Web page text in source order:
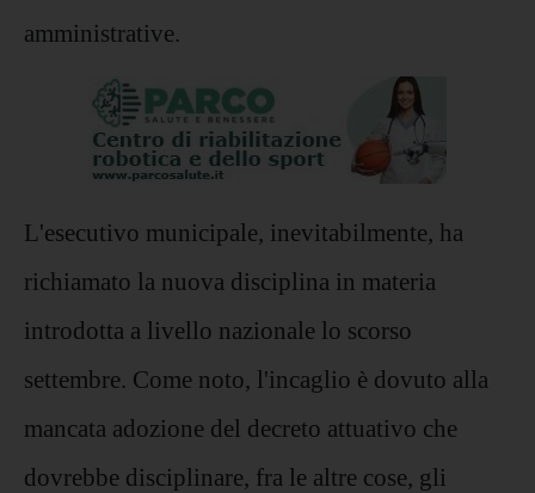
amministrative.
L'esecutivo municipale, inevitabilmente, ha
richiamato la nuova disciplina in materia
introdotta a livello nazionale lo scorso
settembre. Come noto, l'incaglio è dovuto alla
mancata adozione del decreto attuativo che
dovrebbe disciplinare, fra le altre cose, gli